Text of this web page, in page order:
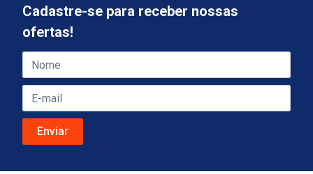
Cadastre-se para receber nossas
ofertas!